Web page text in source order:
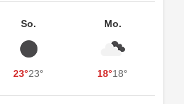
So.
23°23°
Mo.
18°18°